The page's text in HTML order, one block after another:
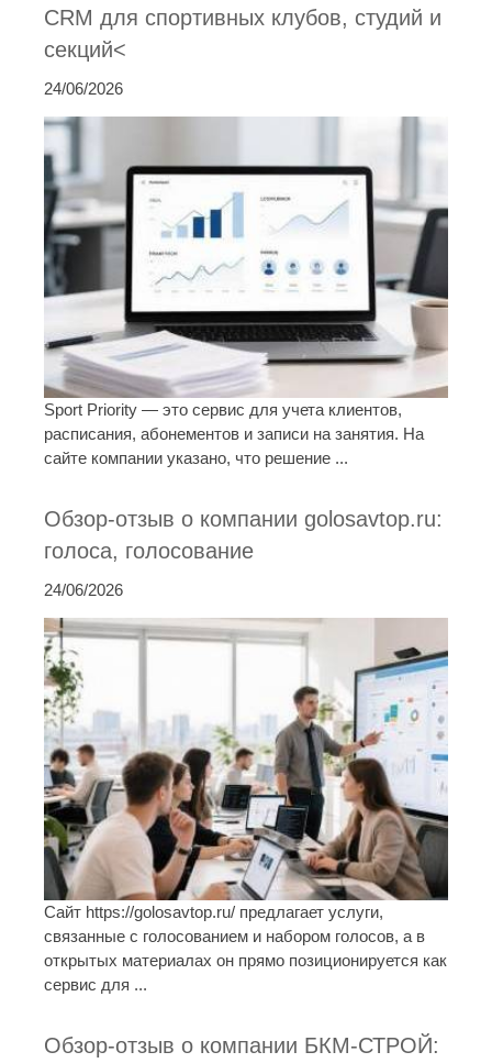
CRM для спортивных клубов, студий и
секций<
24/06/2026
Sport Priority — это сервис для учета клиентов,
расписания, абонементов и записи на занятия. На
сайте компании указано, что решение ...
Обзор-отзыв о компании golosavtop.ru:
голоса, голосование
24/06/2026
Сайт https://golosavtop.ru/ предлагает услуги,
связанные с голосованием и набором голосов, а в
открытых материалах он прямо позиционируется как
сервис для ...
Обзор-отзыв о компании БКМ-СТРОЙ: